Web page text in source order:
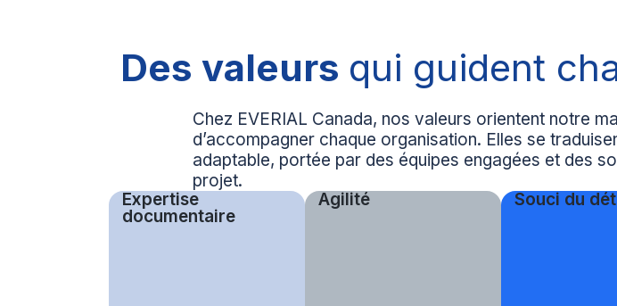
Des valeurs qui guident
Chez EVERIAL Canada, nos valeurs orientent notre
d’accompagner chaque organisation. Elles se
adaptable, portée par des équipes engagées et des
projet.
Expertise
documentaire
Agilité Souci du